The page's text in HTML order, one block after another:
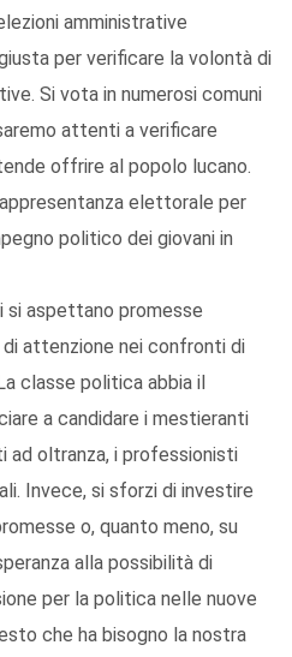
amministrative
per verificare la volontà di
Si vota in numerosi comuni
attenti a verificare
offrire al popolo lucano.
elettorale per
politico dei giovani in
si aspettano promesse
attenzione nei confronti di
classe politica abbia il
a candidare i mestieranti
ad oltranza, i professionisti
Invece, si sforzi di investire
o, quanto meno, su
alla possibilità di
per la politica nelle nuove
che ha bisogno la nostra